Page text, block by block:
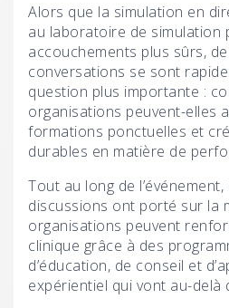
Alors que la simulation en
au laboratoire de simulation
accouchements plus sûrs,
conversations se sont
question plus importante :
organisations peuvent-elles
formations ponctuelles et
durables en matière de
Tout au long de
discussions ont porté sur la
organisations peuvent
clinique grâce à des
d’éducation, de conseil et
expérientiel qui vont au-delà